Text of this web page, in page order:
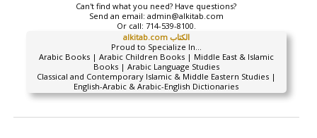
Can't find what you need? Have questions?
Send an email: admin@alkitab.com
Or call: 714-539-8100.
alkitab.com الكتاب
Proud to Specialize In...
Arabic Books | Arabic Children Books | Middle East & Islamic
Books | Arabic Language Studies
Classical and Contemporary Islamic & Middle Eastern Studies |
English-Arabic & Arabic-English Dictionaries